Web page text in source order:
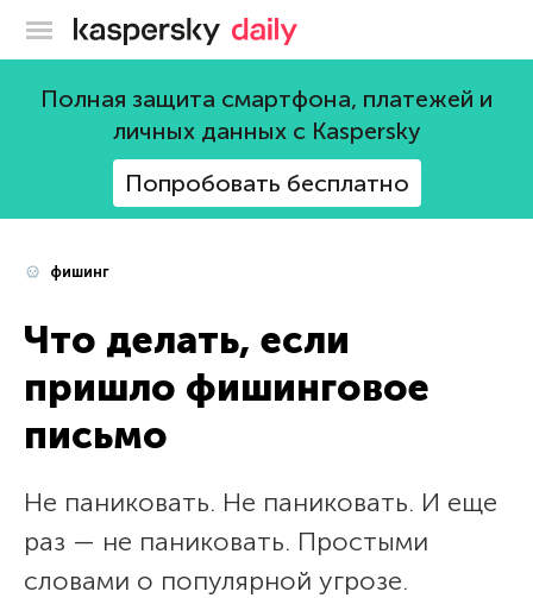
Блог Касперского
Полная защита смартфона, платежей и
личных данных с Kaspersky
Попробовать бесплатно
фишинг
Что делать, если
пришло фишинговое
письмо
Не паниковать. Не паниковать. И еще
раз — не паниковать. Простыми
словами о популярной угрозе.